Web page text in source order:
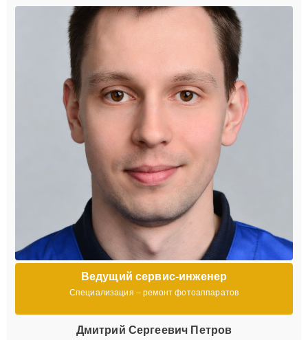
Ведущий сервис-инженер
Специализация – ремонт фотоаппаратов
Дмитрий Сергеевич Петров